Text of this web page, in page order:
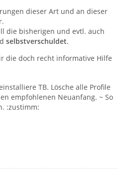
dieser Art und an dieser
die bisherigen und evtl. auch
selbstverschuldet.
die doch recht informative Hilfe
TB. Lösche alle Profile
empfohlenen Neuanfang. ~ So
:zustimm: